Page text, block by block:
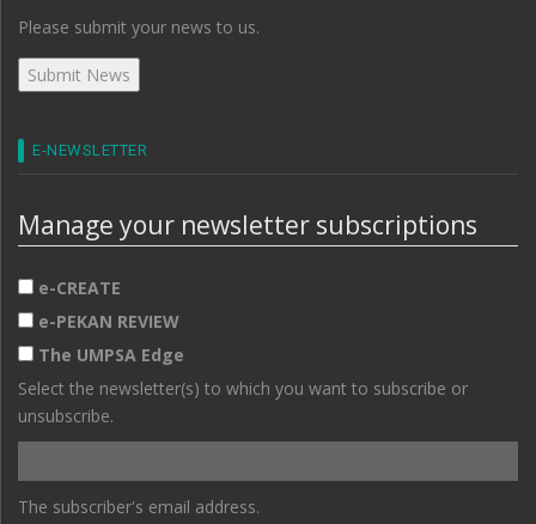
Please submit your news to us.
E-NEWSLETTER
Manage your newsletter subscriptions
e-CREATE
e-PEKAN REVIEW
The UMPSA Edge
Select the newsletter(s) to which you want to subscribe or
unsubscribe.
The subscriber's email address.